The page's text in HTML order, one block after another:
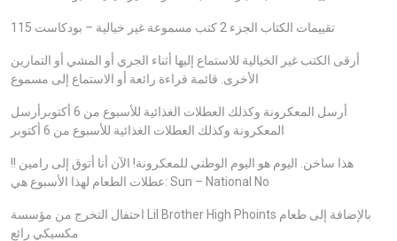
تقييمات الكتاب الجزء 2 كتب مسموعة غير خيالية – بودكاست 115
أرقى الكتب غير الخيالية للاستماع إليها أثناء الجري أو المشي أو التمارين
الأخرى. قائمة قراءة رائعة أو الاستماع إلى مسموع
أرسل المعكرونة وكذلك العطلات الغذائية للأسبوع من 6 أكتوبرأرسل
المعكرونة وكذلك العطلات الغذائية للأسبوع من 6 أكتوبر
هذا ساخن. اليوم هو اليوم الوطني للمعكرونة! الآن أنا أتوق إلى رامين !!
عطلات الطعام لهذا الأسبوع هي: Sun – National No
احتفال التخرج من مؤسسة Lil Brother High Phoints بالإضافة إلى طعام
مكسيكي رائع